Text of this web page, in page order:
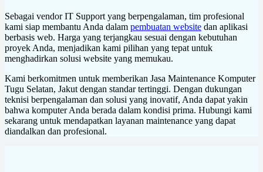
Sebagai vendor IT Support yang berpengalaman, tim profesional
kami siap membantu Anda dalam pembuatan website dan aplikasi
berbasis web. Harga yang terjangkau sesuai dengan kebutuhan
proyek Anda, menjadikan kami pilihan yang tepat untuk
menghadirkan solusi website yang memukau.
Kami berkomitmen untuk memberikan Jasa Maintenance Komputer
Tugu Selatan, Jakut dengan standar tertinggi. Dengan dukungan
teknisi berpengalaman dan solusi yang inovatif, Anda dapat yakin
bahwa komputer Anda berada dalam kondisi prima. Hubungi kami
sekarang untuk mendapatkan layanan maintenance yang dapat
diandalkan dan profesional.